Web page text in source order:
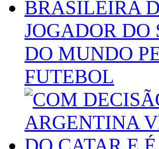
JOGADOR
DO MUNDO
FUTEBOL